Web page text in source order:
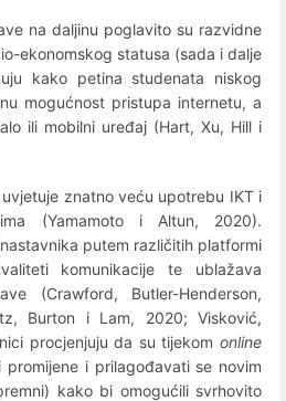
na daljinu poglavito su razvidne
ekonomskog statusa (sada i dalje
kako petina studenata niskog
mogućnost pristupa internetu, a
ili mobilni uređaj (Hart, Xu, Hill i
znatno veću upotrebu IKT i
(Yamamoto i Altun, 2020).
putem različitih platformi
komunikacije te ublažava
(Crawford, Butler-Henderson,
Burton i Lam, 2020; Visković,
procjenjuju da su tijekom online
promijene i prilagođavati se novim
kako bi omogućili svrhovito